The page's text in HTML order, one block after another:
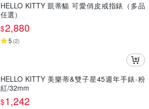
HELLO KITTY 凱蒂貓 可愛俏皮戒指錶（多品
任選）
$2,880
5 (2)
HELLO KITTY 美樂蒂&雙子星45週年手錶-粉
紅/32mm
$1,242